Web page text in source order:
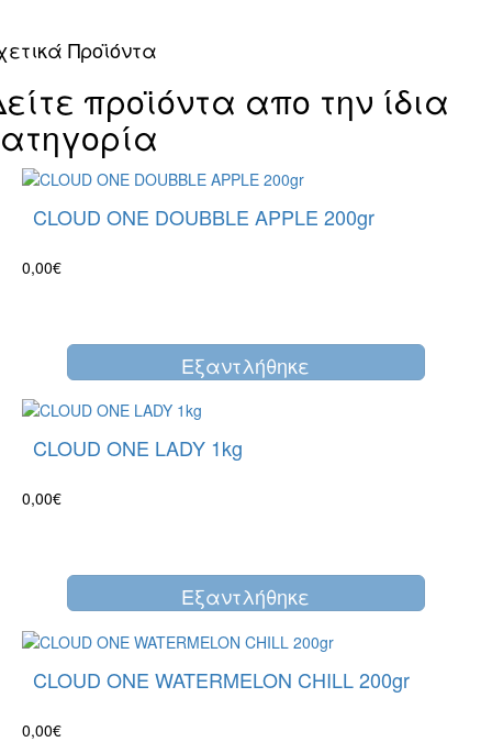
Προϊόντα
προϊόντα απο την ίδια
CLOUD ONE DOUBBLE APPLE 200gr
0,00€
Eξαντλήθηκε
CLOUD ONE LADY 1kg
0,00€
Eξαντλήθηκε
CLOUD ONE WATERMELON CHILL 200gr
0,00€